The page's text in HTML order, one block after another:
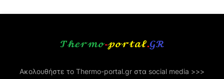
Ακολουθήστε το Thermo-portal.gr στα social media >>>